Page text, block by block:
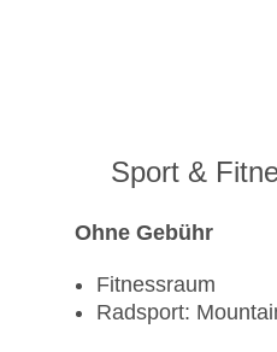
Sport &
Ohne Gebühr
Fitnessraum
Radsport: